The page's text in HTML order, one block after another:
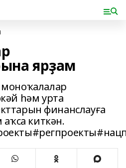
ярҙам
һәм урта
финанслауға
киткән.